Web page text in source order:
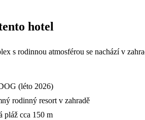
hotel
s rodinnou atmosférou se nachází v
(léto 2026)
rodinný resort v zahradě
pláž cca 150 m